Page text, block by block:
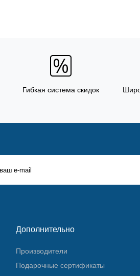
Гибкая система скидок
Дополнительно
Производители
Подарочные сертификаты